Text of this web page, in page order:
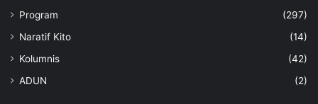
Program
(297)
Naratif Kito
(14)
Kolumnis
(42)
ADUN
(2)